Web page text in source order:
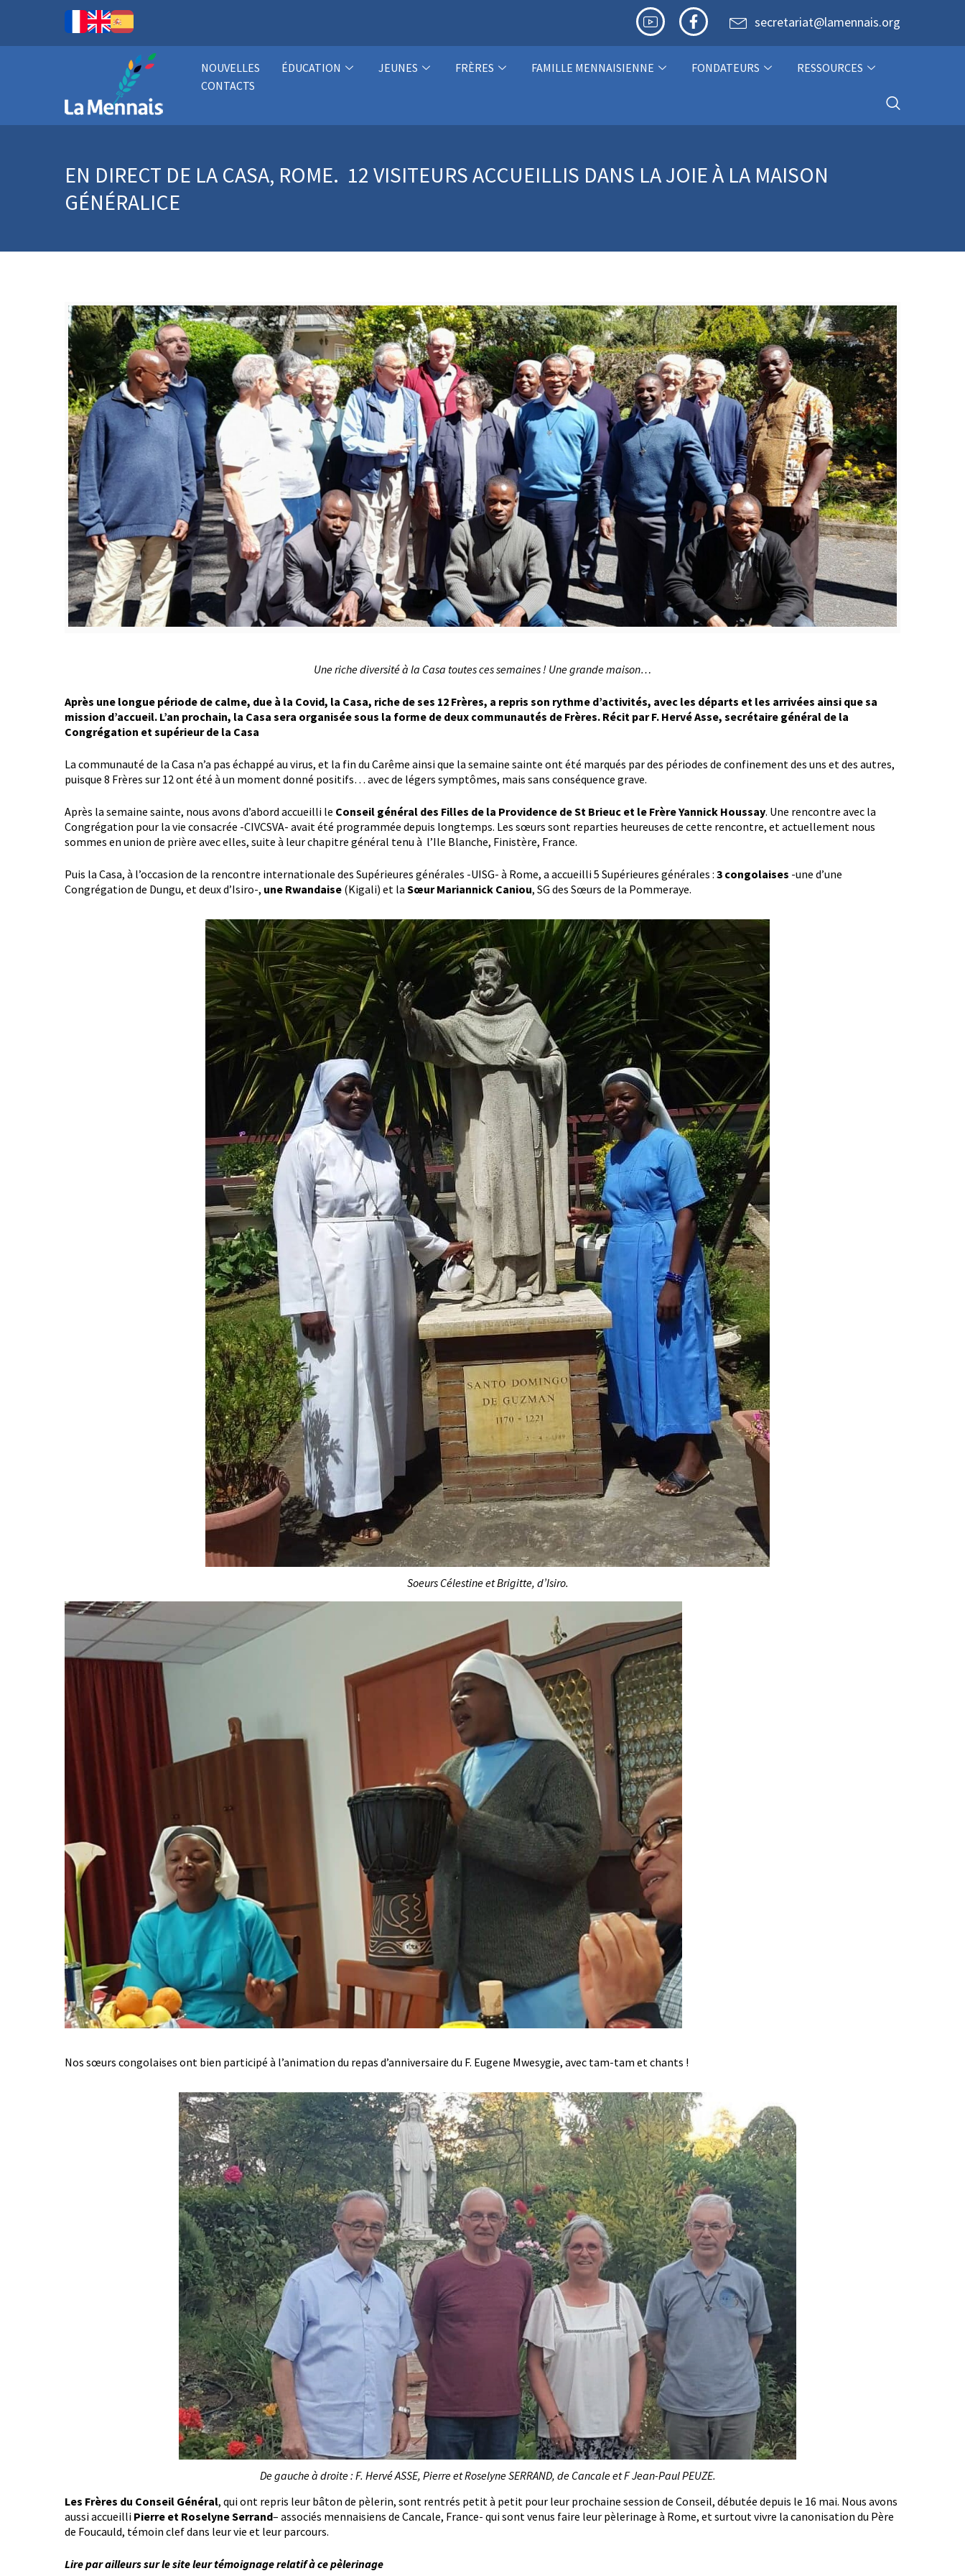
secretariat@lamennais.org
NOUVELLES ÉDUCATION JEUNES FRÈRES FAMILLE MENNAISIENNE FONDATEURS
RESSOURCES
CONTACTS
EN DIRECT DE LA CASA, ROME. 12 VISITEURS ACCUEILLIS DANS LA JOIE À LA MAISON
GÉNÉRALICE
Une riche diversité à la Casa toutes ces semaines ! Une grande maison…
Après une longue période de calme, due à la Covid, la Casa, riche de ses 12 Frères, a repris son rythme d’activités, avec les départs et les arrivées ainsi que sa
mission d’accueil. L’an prochain, la Casa sera organisée sous la forme de deux communautés de Frères. Récit parF. Hervé Asse, secrétaire général de la
Congrégation et supérieur de la Casa
La communauté de la Casa n’a pas échappé au virus, et la fin du Carême ainsi que la semaine sainte ont été marqués par des périodes de confinement des uns et des autres,
puisque 8 Frères sur 12 ont été à un moment donné positifs… avec de légers symptômes, mais sans conséquence grave.
Après la semaine sainte, nous avons d’abord accueilli le Conseil général des Filles de la Providence de St Brieuc et le Frère Yannick Houssay. Une rencontre avec la
Congrégation pour la vie consacrée -CIVCSVA- avait été programmée depuis longtemps. Les sœurs sont reparties heureuses de cette rencontre, et actuellement nous
sommes en union de prière avec elles, suite à leur chapitre général tenu à l’Ile Blanche, Finistère, France.
Puis la Casa, à l’occasion de la rencontre internationale des Supérieures générales -UISG- à Rome, a accueilli 5 Supérieures générales : 3 congolaises -une d’une
Congrégation de Dungu, et deux d’Isiro-, une Rwandaise (Kigali) et la Sœur Mariannick Caniou, SG des Sœurs de la Pommeraye.
Soeurs Célestine et Brigitte, d’Isiro.
Nos sœurs congolaises ont bien participé à l’animation du repas d’anniversaire du F. Eugene Mwesygie, avec tam-tam et chants !
De gauche à droite : F. Hervé ASSE, Pierre et Roselyne SERRAND, de Cancale et F Jean-Paul PEUZE.
Les Frères du Conseil Général, qui ont repris leur bâton de pèlerin, sont rentrés petit à petit pour leur prochaine session de Conseil, débutée depuis le 16 mai. Nous avons
aussi accueilli Pierre et Roselyne Serrand– associés mennaisiens de Cancale, France- qui sont venus faire leur pèlerinage à Rome, et surtout vivre la canonisation du Père
de Foucauld, témoin clef dans leur vie et leur parcours.
Lire par ailleurs sur le site leur témoignage relatif à ce pèlerinage